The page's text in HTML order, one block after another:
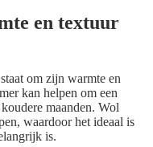
en textuur
om zijn warmte en
kan helpen om een
maanden. Wol
waardoor het ideaal is
is.